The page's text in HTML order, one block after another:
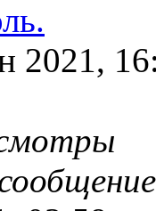
2021,